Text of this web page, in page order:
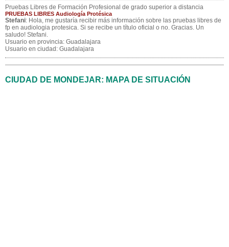
Pruebas Libres de Formación Profesional de grado superior a distancia
PRUEBAS LIBRES Audiología Protésica
Stefani: Hola, me gustaría recibir más información sobre las pruebas libres de
fp en audiologia protesica. Si se recibe un título oficial o no. Gracias. Un
saludo! Stefani.
Usuario en provincia: Guadalajara
Usuario en ciudad: Guadalajara
CIUDAD DE MONDEJAR: MAPA DE SITUACIÓN